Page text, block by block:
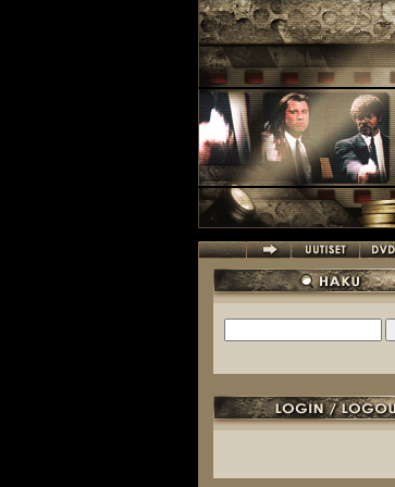
Hakulomake